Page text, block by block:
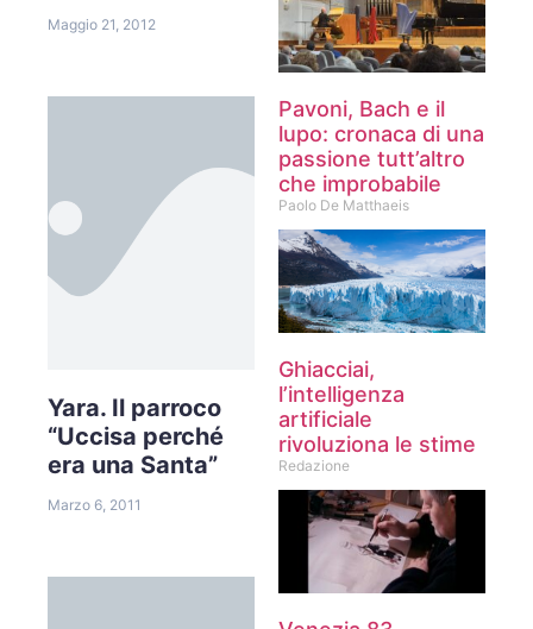
Maggio 21, 2012
Yara. Il parroco
“Uccisa perché
era una Santa”
Marzo 6, 2011
Pavoni, Bach e il
lupo: cronaca di una
passione tutt’altro
che improbabile
Paolo De Matthaeis
Ghiacciai,
l’intelligenza
artificiale
rivoluziona le stime
Redazione